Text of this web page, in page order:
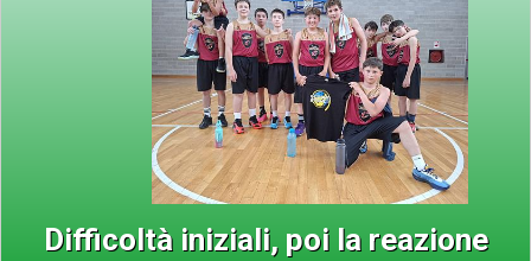
Difficoltà iniziali, poi la reazione